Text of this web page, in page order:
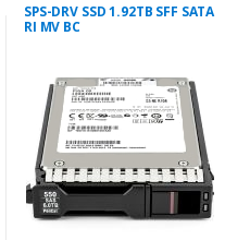
SPS-DRV SSD 1.92TB SFF SATA
RI MV BC